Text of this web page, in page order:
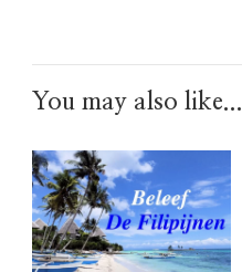
You may also like...